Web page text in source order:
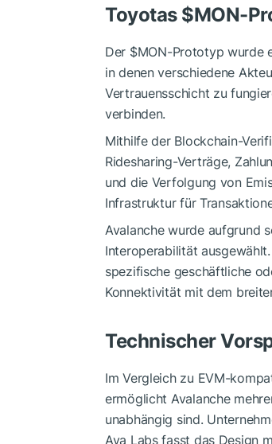
Toyotas $MON-
Der $MON-Prototyp wurde
in denen verschiedene
Vertrauensschicht zu
verbinden.
Mithilfe der Blockchain-
Ridesharing-Verträge,
und die Verfolgung von
Infrastruktur für
Avalanche wurde aufgrund
Interoperabilität
spezifische geschäftliche
Konnektivität mit dem
Technischer
Im Vergleich zu EVM-
ermöglicht Avalanche
unabhängig sind.
Ava Labs fasst das Design